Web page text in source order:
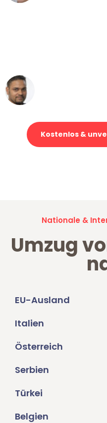
Kostenlos &
Nationale &
Umzug
EU-Ausland
Italien
Österreich
Serbien
Türkei
Belgien